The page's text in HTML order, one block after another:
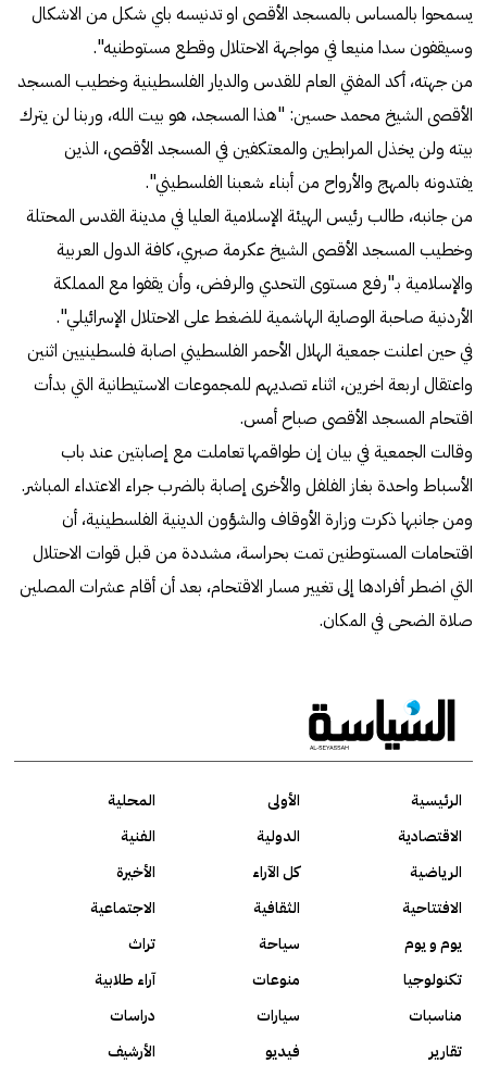
يسمحوا بالمساس بالمسجد الأقصى او تدنيسه باي شكل من الاشكال
وسيقفون سدا منيعا في مواجهة الاحتلال وقطع مستوطنيه".
من جهته، أكد المفتي العام للقدس والديار الفلسطينية وخطيب المسجد
الأقصى الشيخ محمد حسين: "هذا المسجد، هو بيت الله، وربنا لن يترك
بيته ولن يخذل المرابطين والمعتكفين في المسجد الأقصى، الذين
يفتدونه بالمهج والأرواح من أبناء شعبنا الفلسطيني".
من جانبه، طالب رئيس الهيئة الإسلامية العليا في مدينة القدس المحتلة
وخطيب المسجد الأقصى الشيخ عكرمة صبري، كافة الدول العربية
والإسلامية بـ"رفع مستوى التحدي والرفض، وأن يقفوا مع المملكة
الأردنية صاحبة الوصاية الهاشمية للضغط على الاحتلال الإسرائيلي".
في حين اعلنت جمعية الهلال الأحمر الفلسطيني اصابة فلسطينيين اثنين
واعتقال اربعة اخرين، اثناء تصديهم للمجموعات الاستيطانية التي بدأت
اقتحام المسجد الأقصى صباح أمس.
وقالت الجمعية في بيان إن طواقمها تعاملت مع إصابتين عند باب
الأسباط واحدة بغاز الفلفل والأخرى إصابة بالضرب جراء الاعتداء المباشر.
ومن جانبها ذكرت وزارة الأوقاف والشؤون الدينية الفلسطينية، أن
اقتحامات المستوطنين تمت بحراسة، مشددة من قبل قوات الاحتلال
التي اضطر أفرادها إلى تغيير مسار الاقتحام، بعد أن أقام عشرات المصلين
صلاة الضحى في المكان.
الرئيسية الأولى
المحلية
الاقتصادية
الدولية
الفنية
الرياضية
كل الآراء
الأخيرة
الافتتاحية
الثقافية
الاجتماعية
يوم و يوم
سياحة
تراث
تكنولوجيا
منوعات
آراء طلابية
مناسبات
سيارات
دراسات
تقارير
فيديو الأرشيف